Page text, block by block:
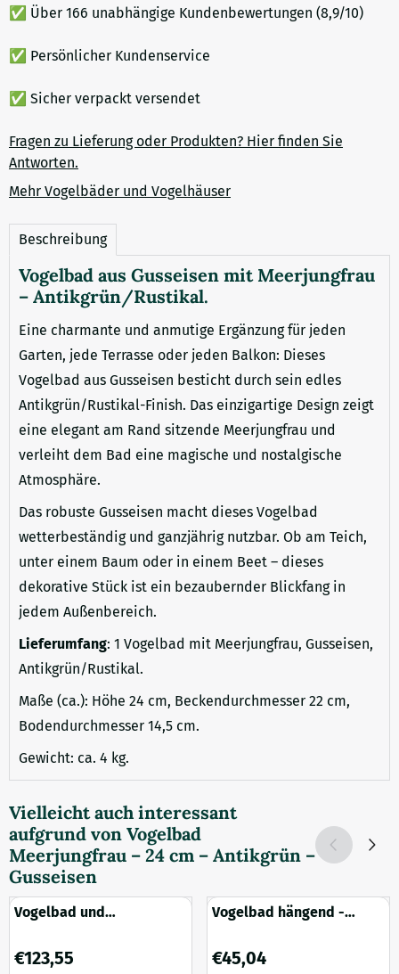
✅ Über 166 unabhängige Kundenbewertungen (8,9/10)
✅ Persönlicher Kundenservice
✅ Sicher verpackt versendet
Fragen zu Lieferung oder Produkten? Hier finden Sie
Antworten.
Mehr Vogelbäder und Vogelhäuser
Beschreibung
Vogelbad aus Gusseisen mit Meerjungfrau
– Antikgrün/Rustikal.
Eine charmante und anmutige Ergänzung für jeden
Garten, jede Terrasse oder jeden Balkon: Dieses
Vogelbad aus Gusseisen besticht durch sein edles
Antikgrün/Rustikal-Finish. Das einzigartige Design zeigt
eine elegant am Rand sitzende Meerjungfrau und
verleiht dem Bad eine magische und nostalgische
Atmosphäre.
Das robuste Gusseisen macht dieses Vogelbad
wetterbeständig und ganzjährig nutzbar. Ob am Teich,
unter einem Baum oder in einem Beet – dieses
dekorative Stück ist ein bezaubernder Blickfang in
jedem Außenbereich.
Lieferumfang: 1 Vogelbad mit Meerjungfrau, Gusseisen,
Antikgrün/Rustikal.
Maße (ca.): Höhe 24 cm, Beckendurchmesser 22 cm,
Bodendurchmesser 14,5 cm.
Gewicht: ca. 4 kg.
Vielleicht auch interessant
aufgrund von Vogelbad
Meerjungfrau – 24 cm – Antikgrün –
Gusseisen
Vogelbad und
Preis: 123,55
€123,55
Vogelbad hängend -
Preis: 45,04
€45,04